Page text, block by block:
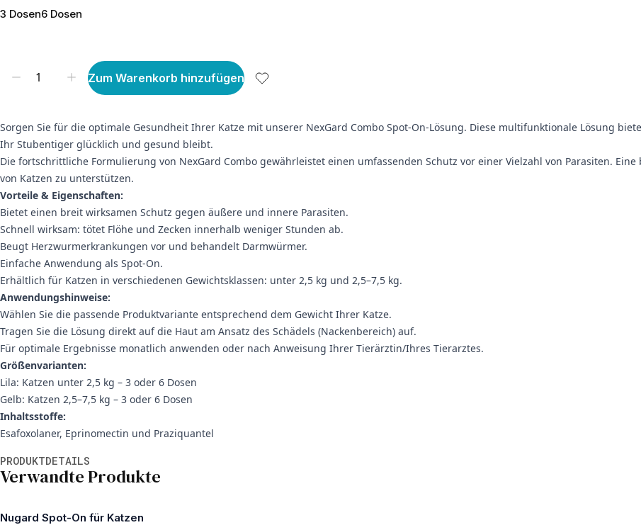
3 Dosen6 Dosen
Zum Warenkorb hinzufügen
Sorgen Sie für die optimale Gesundheit Ihrer Katze mit unserer NexGard Combo Spot-On-Lösung. Diese multifunktionale Lösung
Ihr Stubentiger glücklich und gesund bleibt.
Die fortschrittliche Formulierung von NexGard Combo gewährleistet einen umfassenden Schutz vor einer Vielzahl von Parasiten.
von Katzen zu unterstützen.
Vorteile & Eigenschaften:
Bietet einen breit wirksamen Schutz gegen äußere und innere Parasiten.
Schnell wirksam: tötet Flöhe und Zecken innerhalb weniger Stunden ab.
Beugt Herzwurmerkrankungen vor und behandelt Darmwürmer.
Einfache Anwendung als Spot-On.
Erhältlich für Katzen in verschiedenen Gewichtsklassen: unter 2,5 kg und 2,5–7,5 kg.
Anwendungshinweise:
Wählen Sie die passende Produktvariante entsprechend dem Gewicht Ihrer Katze.
Tragen Sie die Lösung direkt auf die Haut am Ansatz des Schädels (Nackenbereich) auf.
Für optimale Ergebnisse monatlich anwenden oder nach Anweisung Ihrer Tierärztin/Ihres Tierarztes.
Größenvarianten:
Lila: Katzen unter 2,5 kg – 3 oder 6 Dosen
Gelb: Katzen 2,5–7,5 kg – 3 oder 6 Dosen
Inhaltsstoffe:
Esafoxolaner, Eprinomectin und Praziquantel
PRODUKTDETAILS
Verwandte Produkte
Nugard Spot-On für Katzen